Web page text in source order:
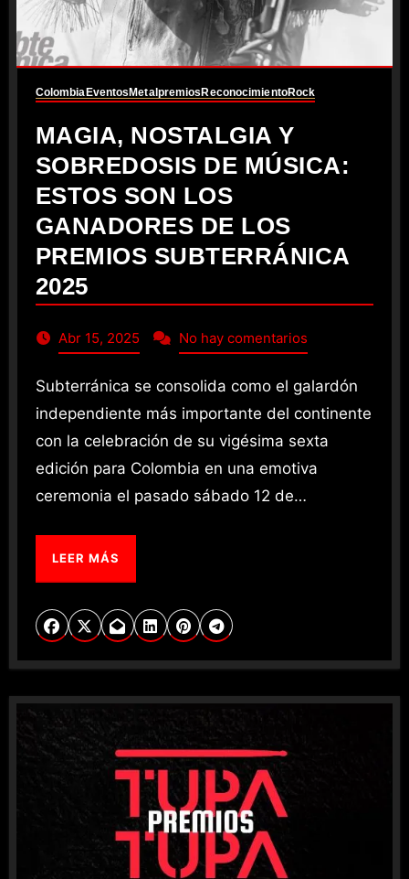
Colombia Eventos Metal premios ReconocimientoRock
MAGIA, NOSTALGIA Y
SOBREDOSIS DE MÚSICA:
ESTOS SON LOS
GANADORES DE LOS
PREMIOS SUBTERRÁNICA
2025
Abr 15, 2025 No hay comentarios
Subterránica se consolida como el galardón
independiente más importante del continente
con la celebración de su vigésima sexta
edición para Colombia en una emotiva
ceremonia el pasado sábado 12 de…
LEER MÁS